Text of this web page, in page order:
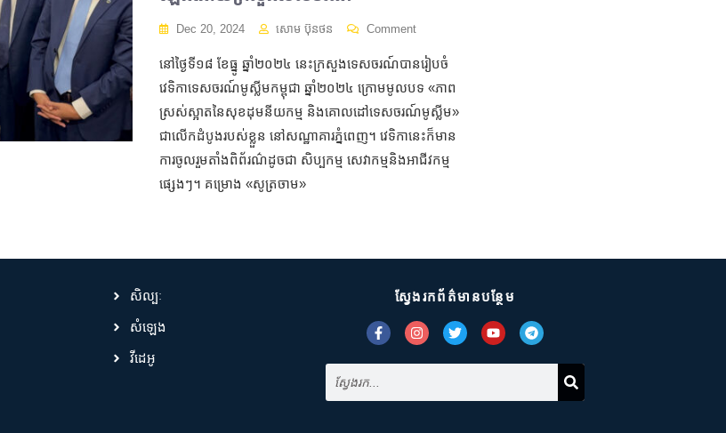
Dec 20, 2024 សោម ប៊ុនថន Comment
នៅថ្ងៃទី១៨ ខែធ្នូ ឆ្នាំ២០២៤ នេះក្រសួងទេសចរណ៍បានរៀបចំ
វេទិកា​ទេសចរណ៍មូស្លីមកម្ពុជា ឆ្នាំ២០២៤ ក្រោមមូលបទ «ភាព
ស្រស់ស្អាតនៃសុខដុមនីយកម្ម និងគោលដៅទេសចរណ៍មូស្លីម»
ជាលើកដំបូង​របស់ខ្លួន នៅសណ្ឋាគារភ្នំពេញ។ វេទិកានេះក៏មាន
ការចូលរួមតាំងពិព័រណ៌ដូចជា សិប្បកម្ម សេវាកម្មនិងអាជីវកម្ម
ផ្សេងៗ។ គម្រោង «សូត្រចាម»
សិល្បៈ
សំឡេង
វីដេអូ
ស្វែងរកព័ត៌មានបន្ថែម